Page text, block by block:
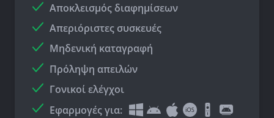
Αποκλεισμός διαφημίσεων
Απεριόριστες συσκευές
Μηδενική καταγραφή
Πρόληψη απειλών
Γονικοί ελέγχοι
Εφαρμογές για: